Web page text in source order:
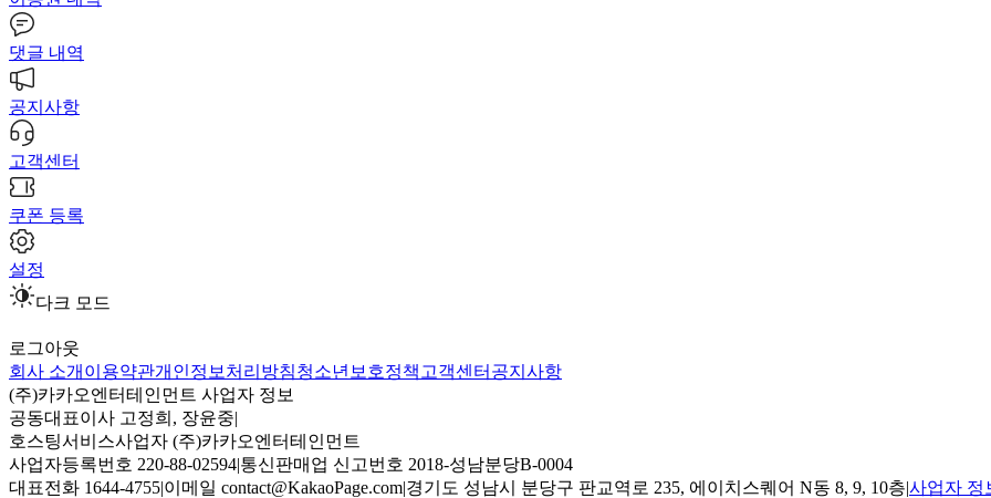
댓글 내역
공지사항
고객센터
쿠폰 등록
설정
다크 모드
로그아웃
회사 소개 이용약관개인정보처리방침청소년보호정책 고객센터 공지사항
(주)카카오엔터테인먼트 사업자 정보
공동대표이사 고정희, 장윤중|
호스팅서비스사업자 (주)카카오엔터테인먼트
사업자등록번호 220-88-02594|통신판매업 신고번호 2018-성남분당B-0004
대표전화 1644-4755|이메일 contact@KakaoPage.com|경기도 성남시 분당구 판교역로 235, 에이치스퀘어 N동 8, 9, 10층|사업자 정